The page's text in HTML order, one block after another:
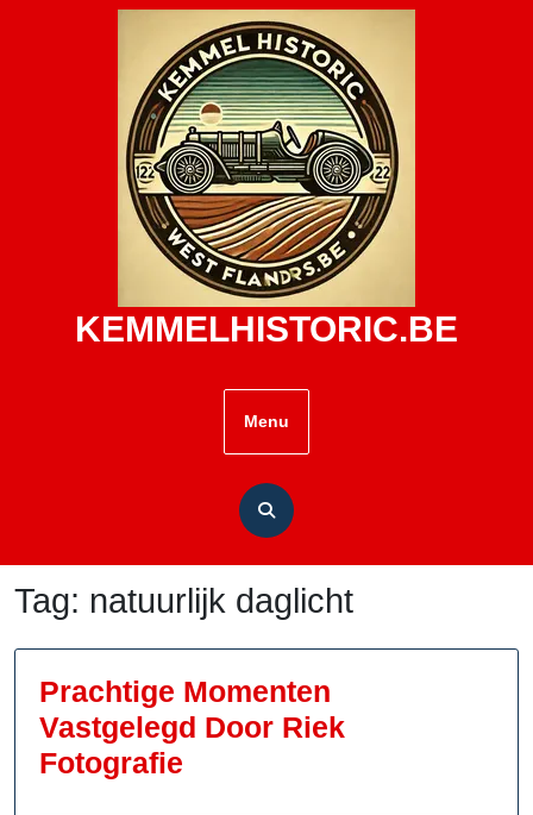
KEMMELHISTORIC.BE
Menu
Tag: natuurlijk daglicht
Prachtige Momenten
Vastgelegd Door Riek
Fotografie